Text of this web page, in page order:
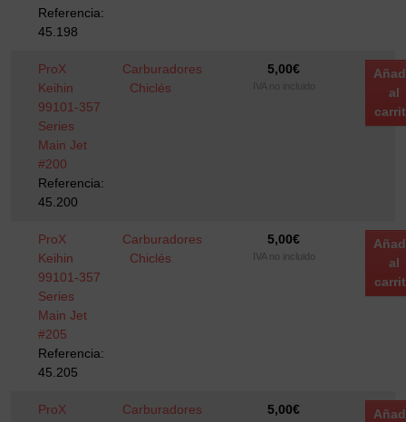
Referencia:
45.198
ProX
Keihin
99101-357
Series
Main Jet
#200
Referencia:
45.200
Carburadores
Chiclés
5,00€
IVA no incluido
al
ProX
Keihin
99101-357
Series
Main Jet
#205
Referencia:
45.205
Carburadores
Chiclés
5,00€
IVA no incluido
al
ProX
Carburadores
5,00€